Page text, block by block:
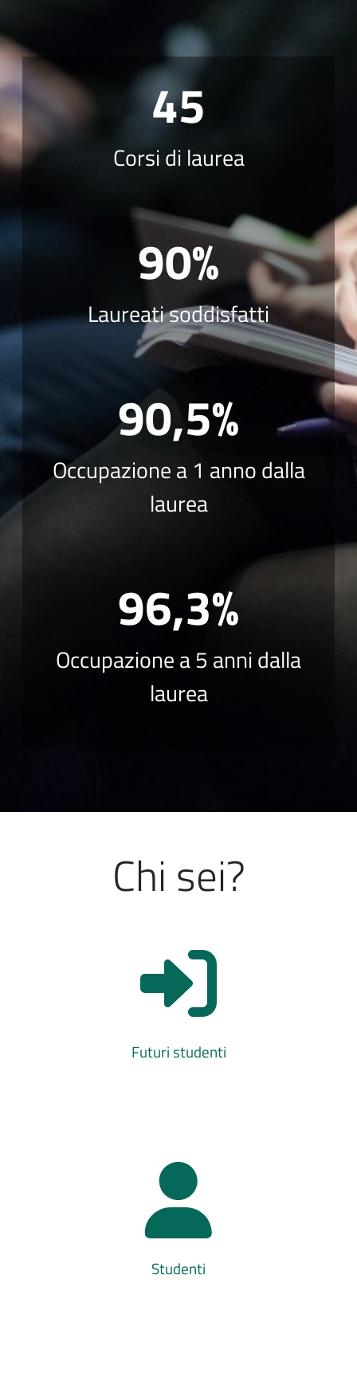
45
Corsi di laurea
90%
Laureati soddisfatti
90,5%
Occupazione a 1 anno dalla
laurea
96,3%
Occupazione a 5 anni dalla
laurea
Chi sei?
Futuri studenti
Studenti